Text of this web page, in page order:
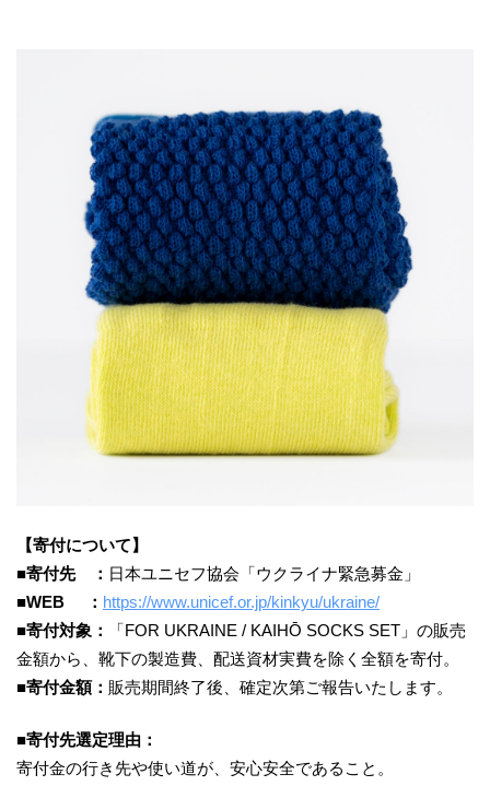
【寄付について】
■寄付先 ： 日本ユニセフ協会「ウクライナ緊急募金」
■WEB ： https://www.unicef.or.jp/kinkyu/ukraine/
■寄付対象：
「FOR UKRAINE / KAIHŌ SOCKS SET」の販売
金額から、靴下の製造費、配送資材実費を除く全額を寄付。
■寄付金額： 販売期間終了後、確定次第ご報告いたします。
■寄付先選定理由：
寄付金の行き先や使い道が、安心安全であること。